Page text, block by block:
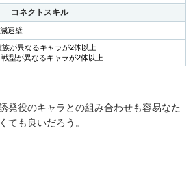
コネクトスキル
速壁
族が異なるキャラが2体以上
型が異なるキャラが2体以上
発役のキャラとの組み合わせも容易なた
ても良いだろう。